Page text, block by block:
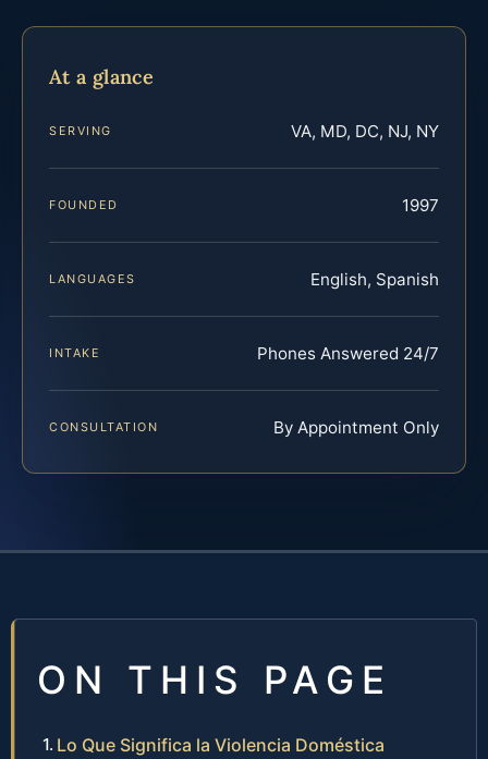
At a glance
SERVING VA, MD, DC, NJ, NY
FOUNDED 1997
LANGUAGES English, Spanish
INTAKE Phones Answered 24/7
CONSULTATION By Appointment Only
ON THIS PAGE
Lo Que Significa la Violencia Doméstica